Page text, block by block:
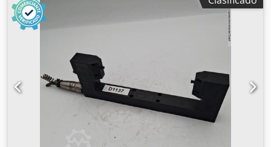
herramientas incluida: Sí - Tensión [V]: 400 - Potencia [kW]:
0,8 - Dimensiones de transporte: 700 mm x 600 mm x 700
mm (largo x ancho x alto) - Paquetes de transporte [uds.]: 1
Información financiera IVA: El precio indicado no incluye
IVA IVA/imposición sobre la diferencia: El IVA es deducible
para empresarios Dodpfow N Nq Ajx Apheck Entrega y
recompra posibles en cualquier momento para cualquier
equipo del sector industrial Yorick Diebels